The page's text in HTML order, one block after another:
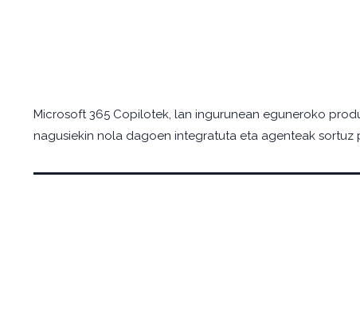
Microsoft 365 Copilotek, lan ingurunean eguneroko
nagusiekin nola dagoen integratuta eta agenteak sortuz